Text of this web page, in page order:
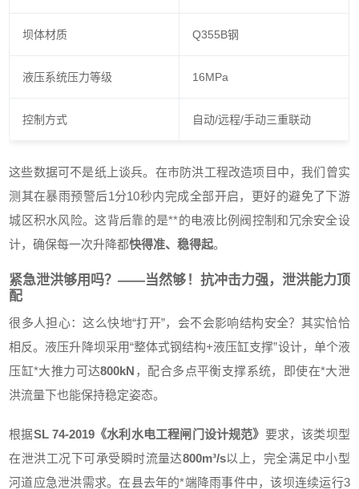
坝体材质 Q355B钢
液压系统压力等级 16MPa
控制方式 自动/远程/手动三重联动
这些数据可不是纸上谈兵。在市防洪工程改造项目中，我们曾实
测其在暴雨预警后1分10秒内完成全部开启，更好的避免了下游
城区积水风险。这背后靠的是**的电液比例阀控制和冗余安全设
计，确保每一次升降都快得准、稳得起。
紧急泄洪够用吗？——当然够！抗冲击力强，泄洪能力顶
配
很多人担心：这么快地“打开”，会不会影响结构安全？其实恰恰
相反。液压升降坝采用“整体式钢结构+液压缸支撑”设计，单个液
压缸*大推力可达800kN ，配合多点平衡支撑系统，即使在*大泄
洪流量下也能保持稳定姿态。
根据SL 74-2019《水利水电工程闸门设计规范》 要求，该类坝型
在泄洪工况下可承受瞬时流量达800m³/s以上，完全满足中小型
河道应急泄洪需求。在县去年的*端降雨事件中，该坝连续运行3